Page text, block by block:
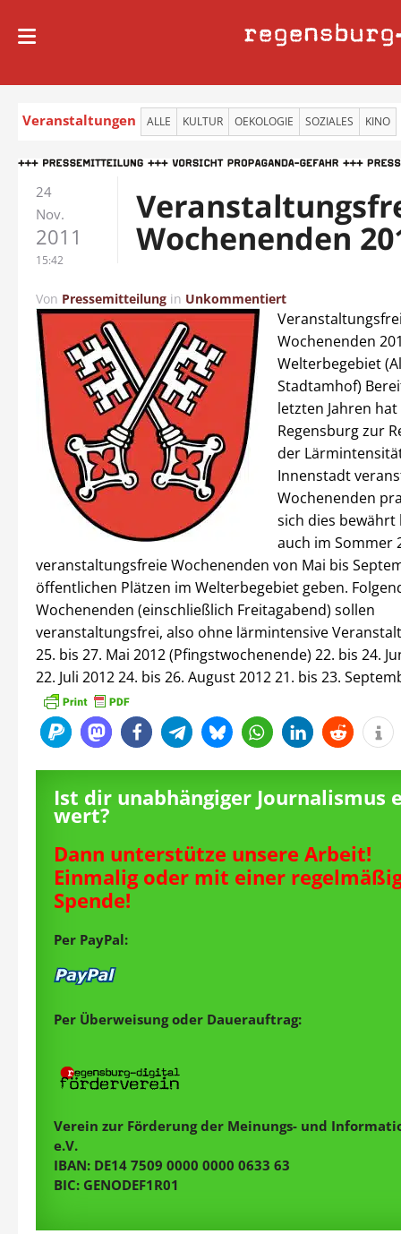
regensburg
Veranstaltungen ALLE KULTUR OEKOLOGIE SOZIALES KINO
24
Nov.
2011
15:42
Wochenenden
Von Pressemitteilung in Unkommentiert
Wochenenden
Welterbegebiet
Stadtamhof)
letzten Jahren
Regensburg zur
der
Innenstadt
Wochenenden
sich dies bewährt
auch im Sommer
veranstaltungsfreie Wochenenden von Mai bis
öffentlichen Plätzen im Welterbegebiet geben.
Wochenenden (einschließlich Freitagabend) sollen
veranstaltungsfrei, also ohne lärmintensive
25. bis 27. Mai 2012 (Pfingstwochenende) 22. bis 24.
22. Juli 2012 24. bis 26. August 2012 21. bis 23.
Ist dir unabhängiger Journalismus
wert?
Dann unterstütze unsere Arbeit!
Einmalig oder mit einer
Spende!
Per PayPal:
Per Überweisung oder Dauerauftrag:
Verein zur Förderung der Meinungs- und
e.V.
IBAN: DE14 7509 0000 0000 0633 63
BIC: GENODEF1R01